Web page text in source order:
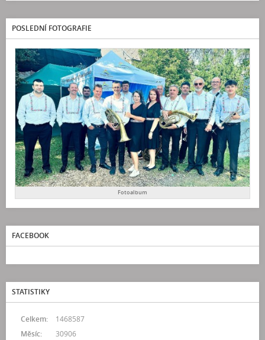
POSLEDNÍ FOTOGRAFIE
Fotoalbum
FACEBOOK
STATISTIKY
Celkem:
1468587
Měsíc:
30906